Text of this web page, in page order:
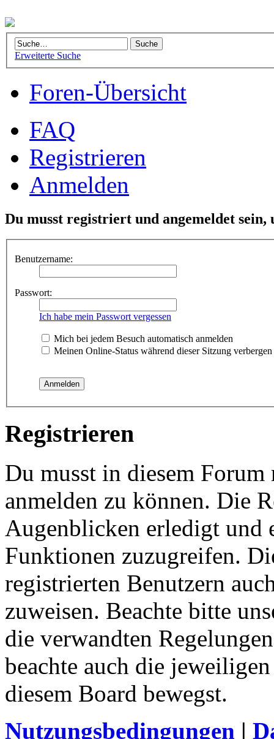
Erweiterte Suche
Foren-Übersicht
FAQ
Registrieren
Anmelden
Du musst registriert und angemeldet sein,
Benutzername:
Passwort:
Ich habe mein Passwort vergessen
Mich bei jedem Besuch automatisch anmelden
Meinen Online-Status während dieser Sitzung verbergen
Registrieren
Du musst in diesem
anmelden zu können. Die
Augenblicken erledigt und
Funktionen zuzugreifen.
registrierten Benutzern
zuweisen. Beachte bitte
die verwandten
beachte auch die
diesem Board bewegst.
Nutzungsbedingungen |